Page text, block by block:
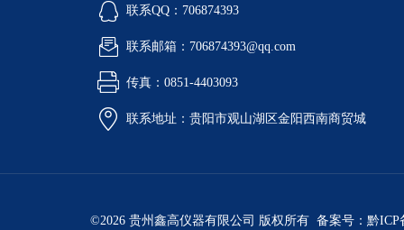
联系QQ：706874393
联系邮箱：706874393@qq.com
传真：0851-4403093
联系地址：贵阳市观山湖区金阳西南商贸城
©2026 贵州鑫高仪器有限公司 版权所有 备案号： 黔ICP